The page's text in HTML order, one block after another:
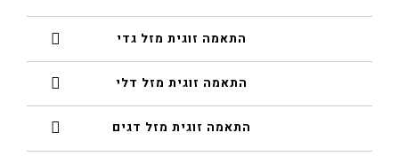
התאמה זוגית מזל גדי
התאמה זוגית מזל דלי
התאמה זוגית מזל דגים